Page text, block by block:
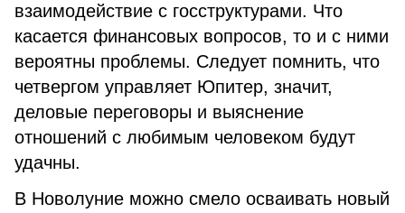
взаимодействие с госструктурами. Что
касается финансовых вопросов, то и с ними
вероятны проблемы. Следует помнить, что
четвергом управляет Юпитер, значит,
деловые переговоры и выяснение
отношений с любимым человеком будут
удачны.
В Новолуние можно смело осваивать новый